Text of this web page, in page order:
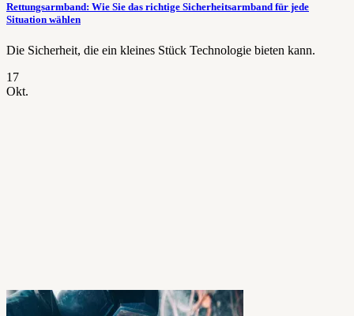
Rettungsarmband: Wie Sie das richtige Sicherheitsarmband für jede
Situation wählen
Die Sicherheit, die ein kleines Stück Technologie bieten kann.
17
Okt.